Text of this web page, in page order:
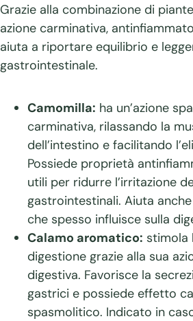
Grazie alla combinazione di
azione carminativa,
aiuta a riportare equilibrio e
gastrointestinale.
Camomilla: ha un’azione
carminativa, rilassando la
dell’intestino e facilitando
Possiede proprietà
utili per ridurre l’irritazione
gastrointestinali. Aiuta
che spesso influisce sulla
Calamo aromatico: stimola
digestione grazie alla sua
digestiva. Favorisce la
gastrici e possiede effetto
spasmolitico. Indicato in